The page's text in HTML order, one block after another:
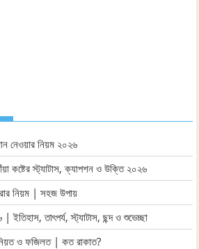
নেওয়ার নিয়ম ২০২৬
কষ্টের স্ট্যাটাস, ক্যাপশন ও উক্তি ২০২৬
নিয়ম | সহজ উপায়
তাৎপর্য, স্ট্যাটাস, ছন্দ ও শুভেচ্ছা
ও ফজিলত | কত রাকাত?